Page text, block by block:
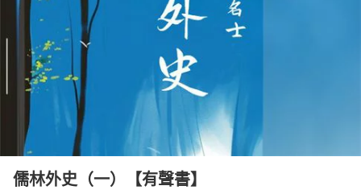
日本購物 電子/紙本書
儒林外史（一）【有聲書】